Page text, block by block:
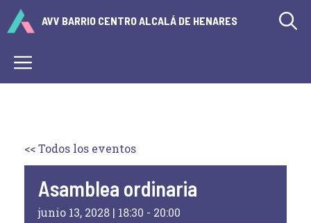
Saltar
AVV BARRIO CENTRO ALCALÁ DE HENARES
Menú
<< Todos los eventos
Asamblea ordinaria
junio 13, 2028 | 18:30 - 20:00